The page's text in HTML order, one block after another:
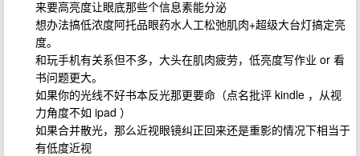
来要高亮度让眼底那些个信息素能分泌
想办法搞低浓度阿托品眼药水人工松弛肌肉+超级大台灯搞定亮
度。
和玩手机有关系但不多，大头在肌肉疲劳，低亮度写作业 or 看
书问题更大。
如果你的光线不好书本反光那更要命（点名批评 kindle ，从视
力角度不如 ipad ）
如果合并散光，那么近视眼镜纠正回来还是重影的情况下相当于
有低度近视